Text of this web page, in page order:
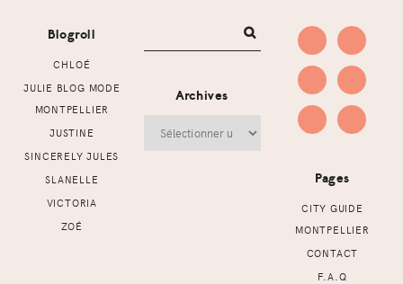
Blogroll
CHLOÉ
JULIE BLOG MODE
MONTPELLIER
JUSTINE
SINCERELY JULES
SLANELLE
VICTORIA
ZOÉ
Archives
Pages
CITY GUIDE
MONTPELLIER
CONTACT
F.A.Q